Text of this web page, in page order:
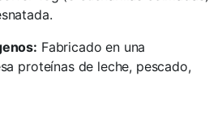
Fabricado en una
proteínas de leche, pescado,